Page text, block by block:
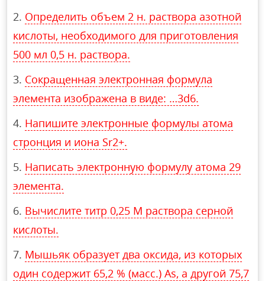
Определить объем 2 н. раствора азотной
кислоты, необходимого для приготовления
500 мл 0,5 н. раствора.
Сокращенная электронная формула
элемента изображена в виде: …3d6.
Напишите электронные формулы атома
стронция и иона Sr2+.
Написать электронную формулу атома 29
элемента.
Вычислите титр 0,25 М раствора серной
кислоты.
Мышьяк образует два оксида, из которых
один содержит 65,2 % (масс.) As, а другой 75,7